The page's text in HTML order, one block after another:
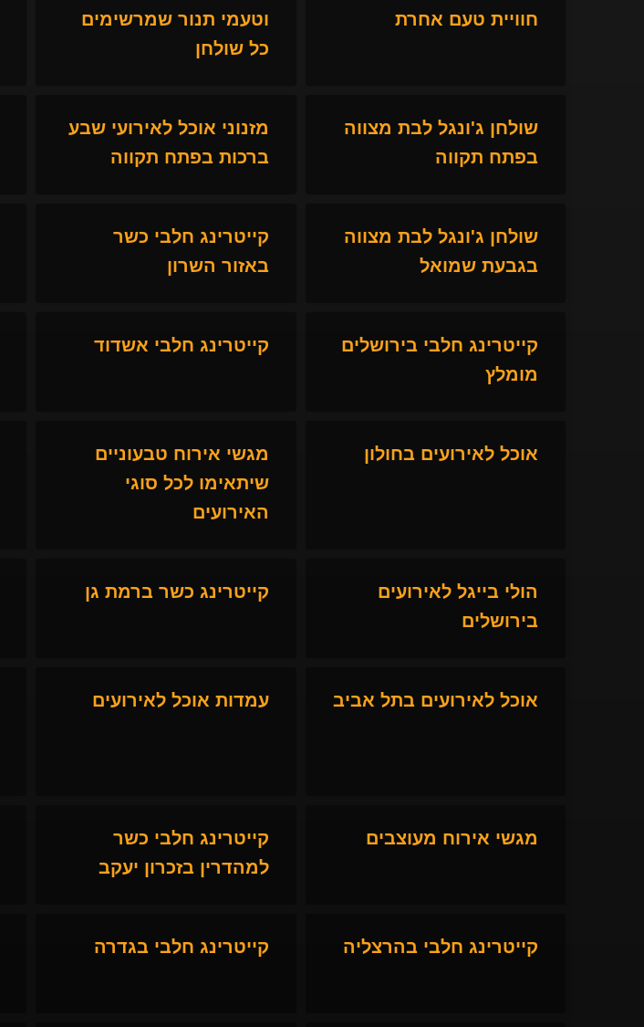
חוויית טעם אחרת
וטעמי תנור שמרשימים
כל שולחן
שולחן ג'ונגל לבת מצווה
בפתח תקווה
מזנוני אוכל לאירועי שבע
ברכות בפתח תקווה
שולחן ג'ונגל לבת מצווה
בגבעת שמואל
קייטרינג חלבי כשר
באזור השרון
קייטרינג חלבי בירושלים
מומלץ
קייטרינג חלבי אשדוד
אוכל לאירועים בחולון
מגשי אירוח טבעוניים
שיתאימו לכל סוגי
האירועים
הולי בייגל לאירועים
בירושלים
קייטרינג כשר ברמת גן
אוכל לאירועים בתל אביב עמדות אוכל לאירועים
מגשי אירוח מעוצבים
קייטרינג חלבי כשר
למהדרין בזכרון יעקב
קייטרינג חלבי בהרצליה קייטרינג חלבי בגדרה